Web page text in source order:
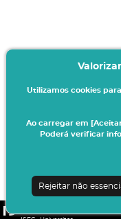
Utilizamos cookies
Ao carregar em
Poderá verificar
Rejeitar não